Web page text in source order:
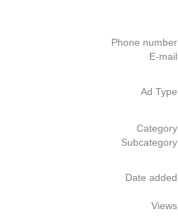
Phone number
E-mail
Ad Type
Category
Subcategory
Date added
Views